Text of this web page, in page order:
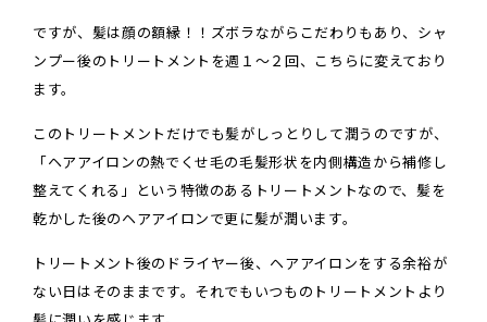
ですが、髪は顔の額縁！！ズボラながらこだわりもあり、シャ
ンプー後のトリートメントを週１〜２回、こちらに変えており
ます。
このトリートメントだけでも髪がしっとりして潤うのですが、
「ヘアアイロンの熱でくせ毛の毛髪形状を内側構造から補修し
整えてくれる」という特徴のあるトリートメントなので、髪を
乾かした後のヘアアイロンで更に髪が潤います。
トリートメント後のドライヤー後、ヘアアイロンをする余裕が
ない日はそのままです。それでもいつものトリートメントより